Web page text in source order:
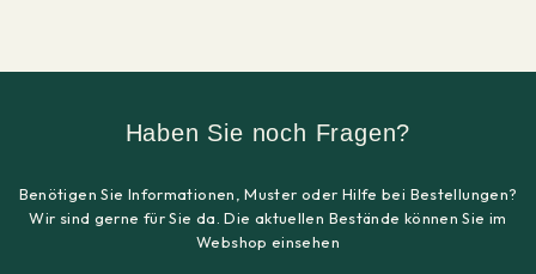
Haben Sie noch Fragen?
Benötigen Sie Informationen, Muster oder Hilfe bei Bestellungen?
Wir sind gerne für Sie da. Die aktuellen Bestände können Sie im
Webshop einsehen